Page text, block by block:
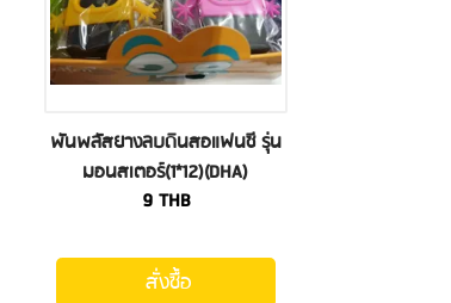
พันพลัสยางลบดินสอแฟนซี รุ่น
มอนสเตอร์(1*12)(DHA)
9THB
สั่งซื้อ